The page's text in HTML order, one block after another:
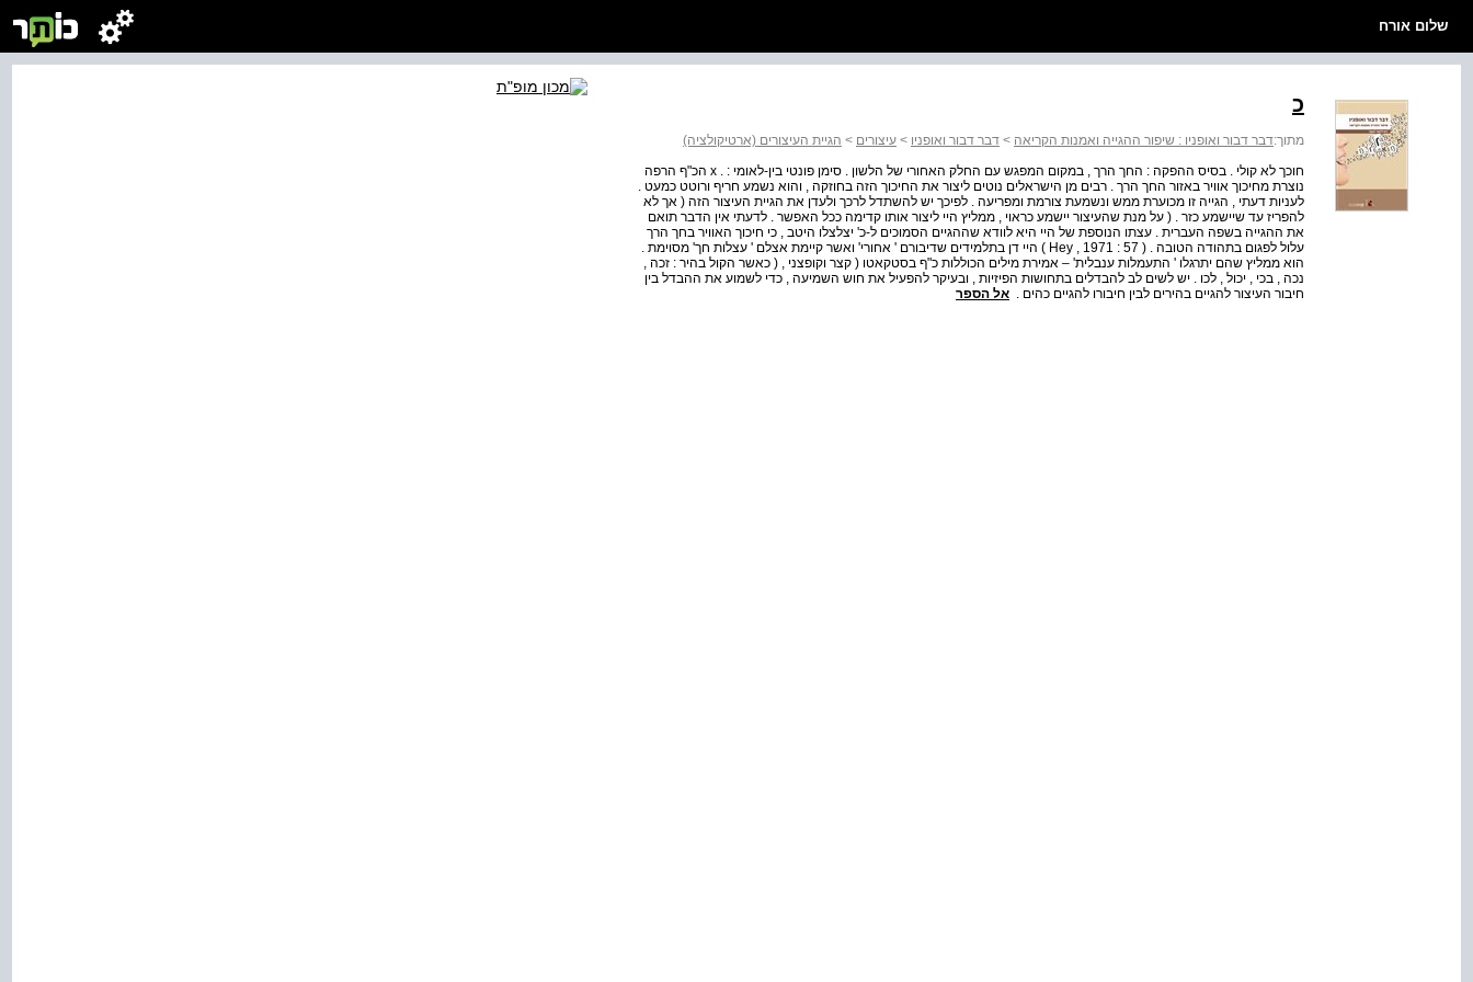
שלום אורח
כ
מתוך:דבר דבור ואופניו : שיפור ההגייה ואמנות הקריאה > דבר דבור ואופניו > עיצורים > הגיית העיצורים (ארטיקולציה)
חוכך לא קולי . בסיס ההפקה : החך הרך , במקום המפגש עם החלק האחורי של הלשון . סימן פונטי בין-לאומי : . x הכ"ף הרפה
נוצרת מחיכוך אוויר באזור החך הרך . רבים מן הישראלים נוטים ליצור את החיכוך הזה בחוזקה , והוא נשמע חריף ורוטט כמעט .
לעניות דעתי , הגייה זו מכוערת ממש ונשמעת צורמת ומפריעה . לפיכך יש להשתדל לרכך ולעדן את הגיית העיצור הזה ( אך לא
להפריז עד שיישמע כזר . ( על מנת שהעיצור יישמע כראוי , ממליץ היי ליצור אותו קדימה ככל האפשר . לדעתי אין הדבר תואם
את ההגייה בשפה העברית . עצתו הנוספת של היי היא לוודא שההגיים הסמוכים ל-כ' יצלצלו היטב , כי חיכוך האוויר בחך הרך
עלול לפגום בתהודה הטובה . ( Hey , 1971 : 57 ) היי דן בתלמידים שדיבורם ' אחורי' ואשר קיימת אצלם ' עצלות חך' מסוימת .
הוא ממליץ שהם יתרגלו ' התעמלות ענבלית' – אמירת מילים הכוללות כ"ף בסטקאטו ( קצר וקופצני , ( כאשר הקול בהיר : זכה ,
נכה , בכי , יכול , לכו . יש לשים לב להבדלים בתחושות הפיזיות , ובעיקר להפעיל את חוש השמיעה , כדי לשמוע את ההבדל בין
חיבור העיצור להגיים בהירים לבין חיבורו להגיים כהים . אל הספר